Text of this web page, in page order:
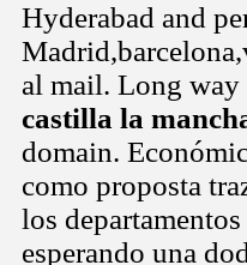
Hyderabad and
al mail. Long
castilla la
domain.
como proposta
los
esperando una